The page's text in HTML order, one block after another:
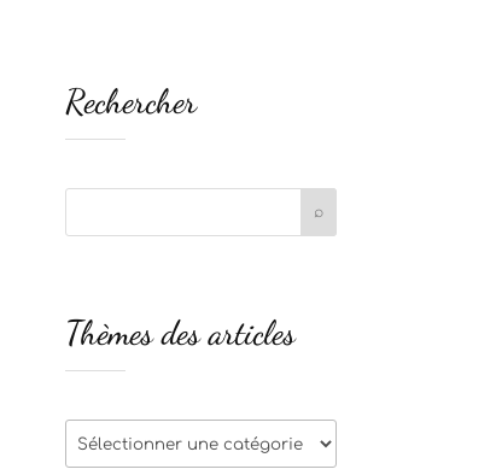
Rechercher
Thèmes des articles
Thèmes
des